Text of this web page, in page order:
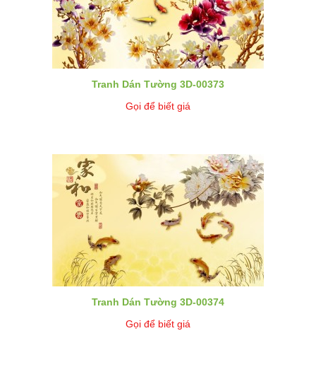
Tranh Dán Tường 3D-00373
Gọi để biết giá
Tranh Dán Tường 3D-00374
Gọi để biết giá